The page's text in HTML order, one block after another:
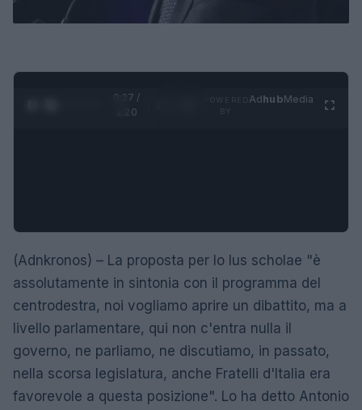
0:28 /
1:20
AdhubMedia
(Adnkronos) – La proposta per lo Ius scholae "è
assolutamente in sintonia con il programma del
centrodestra, noi vogliamo aprire un dibattito, ma a
livello parlamentare, qui non c'entra nulla il
governo, ne parliamo, ne discutiamo, in passato,
nella scorsa legislatura, anche Fratelli d'Italia era
favorevole a questa posizione". Lo ha detto Antonio